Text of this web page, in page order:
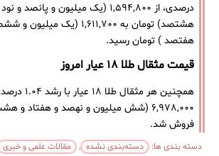
درصدی، از ۱,۵۹۴,۸۰۰ (یک میلیون و
هشتصد) تومان به ۱,۶۱۱,۷۰۰ (یک
هفتصد ) تومان رسید.
قیمت مثقال طلا ۱۸ عیار امروز
همچنین هر
۶,۹۷۸,۰۰۰ (شش میلیون و نهصد و هفتاد و
فروش شد.
دسته بندی ها: دسته‌بندی نشده , مقالات علمی و خبری